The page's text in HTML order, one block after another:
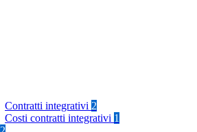
Contratti integrativi 2
Costi contratti integrativi 1